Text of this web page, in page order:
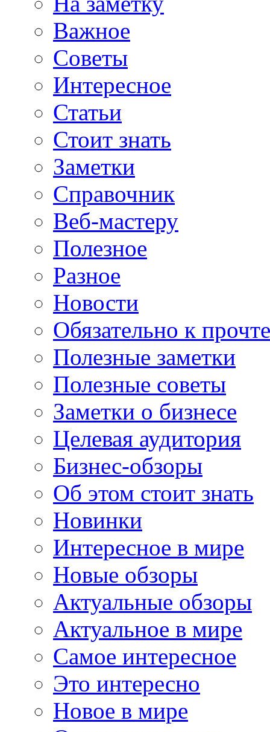
Важное
Советы
Интересное
Статьи
Стоит знать
Заметки
Справочник
Веб-мастеру
Полезное
Разное
Новости
Обязательно к
Полезные заметки
Полезные советы
Заметки о бизнесе
Целевая аудитория
Бизнес-обзоры
Об этом стоит знать
Новинки
Интересное в мире
Новые обзоры
Актуальные обзоры
Актуальное в мире
Самое интересное
Это интересно
Новое в мире